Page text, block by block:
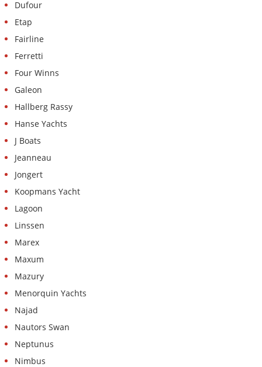
Dufour
Etap
Fairline
Ferretti
Four Winns
Galeon
Hallberg Rassy
Hanse Yachts
J Boats
Jeanneau
Jongert
Koopmans Yacht
Lagoon
Linssen
Marex
Maxum
Mazury
Menorquin Yachts
Najad
Nautors Swan
Neptunus
Nimbus